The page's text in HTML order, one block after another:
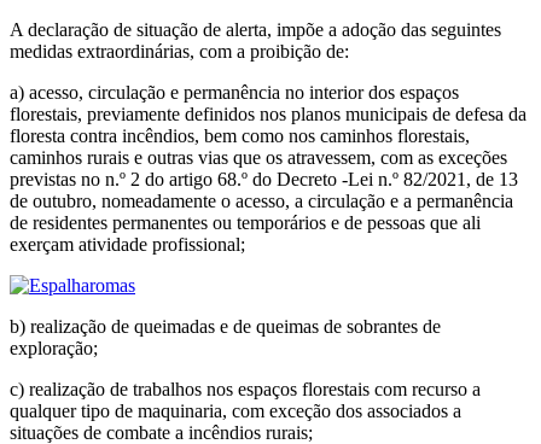
A declaração de situação de alerta, impõe a adoção das seguintes
medidas extraordinárias, com a proibição de:
a) acesso, circulação e permanência no interior dos espaços
florestais, previamente definidos nos planos municipais de defesa da
floresta contra incêndios, bem como nos caminhos florestais,
caminhos rurais e outras vias que os atravessem, com as exceções
previstas no n.º 2 do artigo 68.º do Decreto -Lei n.º 82/2021, de 13
de outubro, nomeadamente o acesso, a circulação e a permanência
de residentes permanentes ou temporários e de pessoas que ali
exerçam atividade profissional;
b) realização de queimadas e de queimas de sobrantes de
exploração;
c) realização de trabalhos nos espaços florestais com recurso a
qualquer tipo de maquinaria, com exceção dos associados a
situações de combate a incêndios rurais;